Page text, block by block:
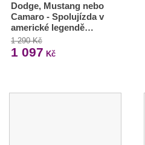
Dodge, Mustang nebo
Camaro - Spolujízda v
americké legendě…
1 290 Kč
1 097 Kč